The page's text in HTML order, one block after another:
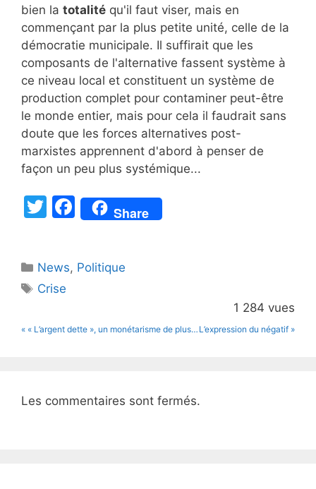
bien la totalité qu'il faut viser, mais en
commençant par la plus petite unité, celle de la
démocratie municipale. Il suffirait que les
composants de l'alternative fassent système à
ce niveau local et constituent un système de
production complet pour contaminer peut-être
le monde entier, mais pour cela il faudrait sans
doute que les forces alternatives post-
marxistes apprennent d'abord à penser de
façon un peu plus systémique...
T
er
F
a
e
o
Share
Catégories
News, Politique
Étiquettes
Crise
1 284 vues
« « L’argent dette », un monétarisme de plus… L’expression du négatif »
Les commentaires sont fermés.